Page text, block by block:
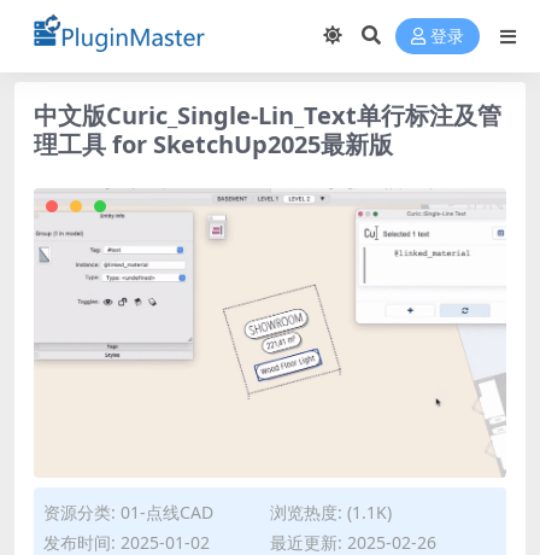
登录
中文版Curic_Single-Lin_Text单行标注及管
理工具 for SketchUp2025最新版
资源分类: 01-点线CAD
浏览热度: (1.1K)
发布时间: 2025-01-02
最近更新: 2025-02-26